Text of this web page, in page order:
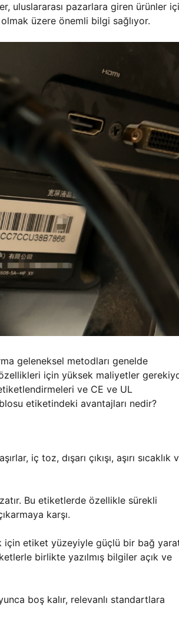
uluslararası pazarlara giren ürünler
üzere önemli bilgi sağlıyor.
geleneksel metodları genelde
için yüksek maliyetler
ve CE ve UL
etiketindeki avantajları nedir?
iç toz, dışarı çıkışı, aşırı sıcaklık
Bu etiketlerde özellikle sürekli
karşı.
için etiket yüzeyiyle güçlü bir bağ
birlikte yazılmış bilgiler açık ve
boş kalır, relevanlı standartlara